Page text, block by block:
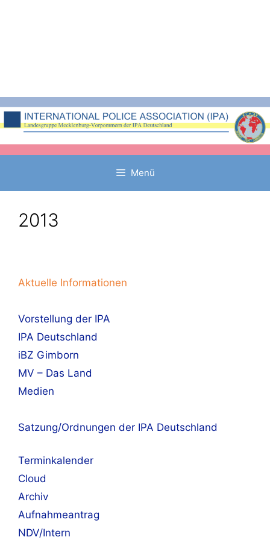
Menü
2013
Aktuelle Informationen
Vorstellung der IPA
IPA Deutschland
iBZ Gimborn
MV – Das Land
Medien
Satzung/Ordnungen der IPA Deutschland
Terminkalender
Cloud
Archiv
Aufnahmeantrag
NDV/Intern